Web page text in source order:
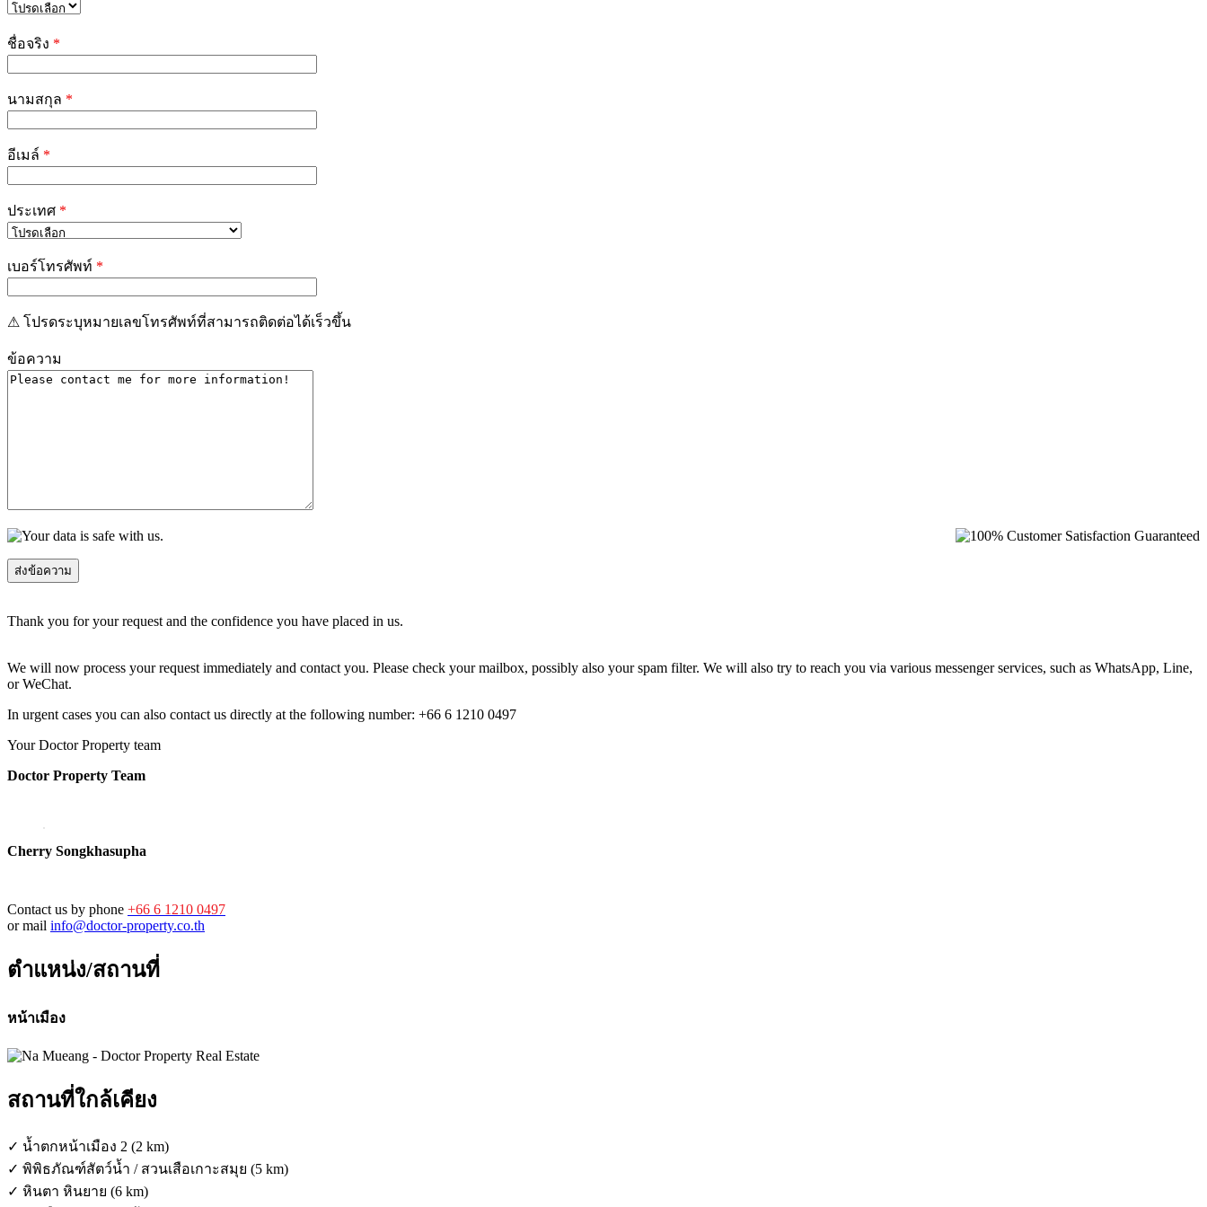
leave
this
field
ชื่อจริง *
นามสกุล *
อีเมล์ *
ประเทศ *
เบอร์โทรศัพท์ *
⚠ โปรดระบุหมายเลขโทรศัพท์ที่สามารถติดต่อได้เร็วขึ้น
ข้อความ
Thank you for your request and the confidence you have placed in us.
We will now process your request immediately and contact you. Please check your mailbox, possibly also your spam filter. We will also try to reach you via various messenger services, such as WhatsApp, Line,
or WeChat.
In urgent cases you can also contact us directly at the following number: +66 6 1210 0497
Your Doctor Property team
Doctor Property Team
Cherry Songkhasupha
Contact us by phone +66 6 1210 0497
or mail info@doctor-property.co.th
ตำแหน่ง/สถานที่
หน้าเมือง
สถานที่ใกล้เคียง
✓ น้ำตกหน้าเมือง 2 (2 km)
✓ พิพิธภัณฑ์สัตว์น้ำ / สวนเสือเกาะสมุย (5 km)
✓ หินตา หินยาย (6 km)